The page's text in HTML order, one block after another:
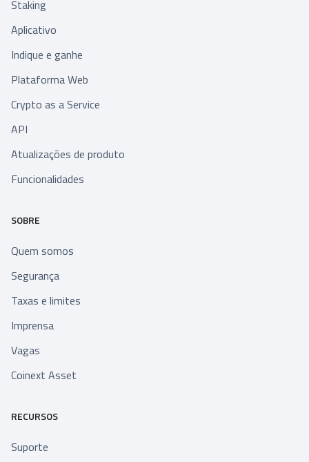
Staking
Aplicativo
Indique e ganhe
Plataforma Web
Crypto as a Service
API
Atualizações de produto
Funcionalidades
SOBRE
Quem somos
Segurança
Taxas e limites
Imprensa
Vagas
Coinext Asset
RECURSOS
Suporte